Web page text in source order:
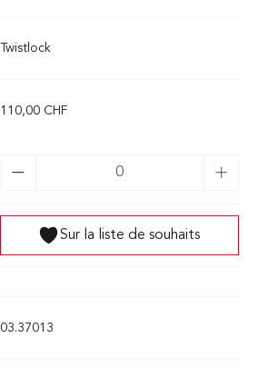
Twistlock
110,00 CHF
Sur la liste de souhaits
03.37013